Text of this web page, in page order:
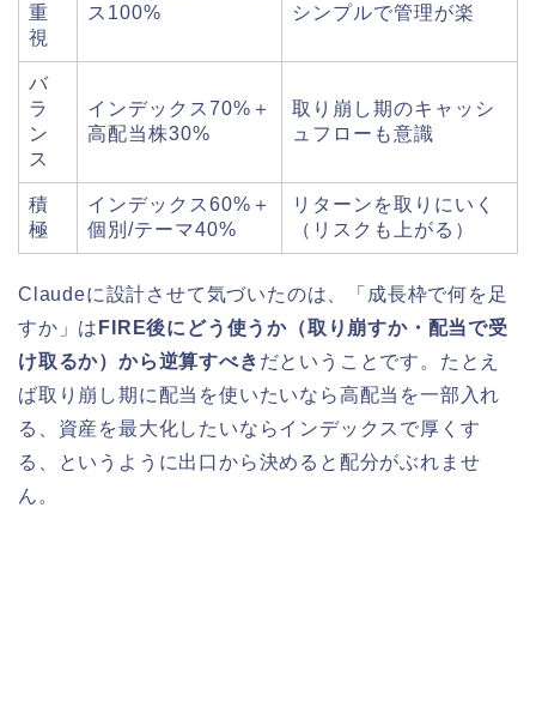
重
視
ス100%
シンプルで管理が楽
バ
ラ
ン
ス
インデックス70%＋
高配当株30%
取り崩し期のキャッシ
ュフローも意識
積
極
インデックス60%＋
個別/テーマ40%
リターンを取りにいく
（リスクも上がる）
Claudeに設計させて気づいたのは、「成長枠で何を足
すか」は FIRE後にどう使うか（取り崩すか・配当で受
け取るか）から逆算すべき だということです。たとえ
ば取り崩し期に配当を使いたいなら高配当を一部入れ
る、資産を最大化したいならインデックスで厚くす
る、というように出口から決めると配分がぶれませ
ん。